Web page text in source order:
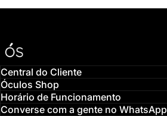
Óculos Shop
Central do Cliente
Óculos Shop
Horário de Funcionamento
Converse com a gente no WhatsApp